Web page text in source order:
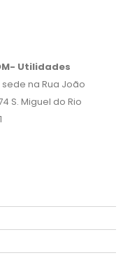
DM- Utilidades
sede na Rua João
S. Miguel do Rio